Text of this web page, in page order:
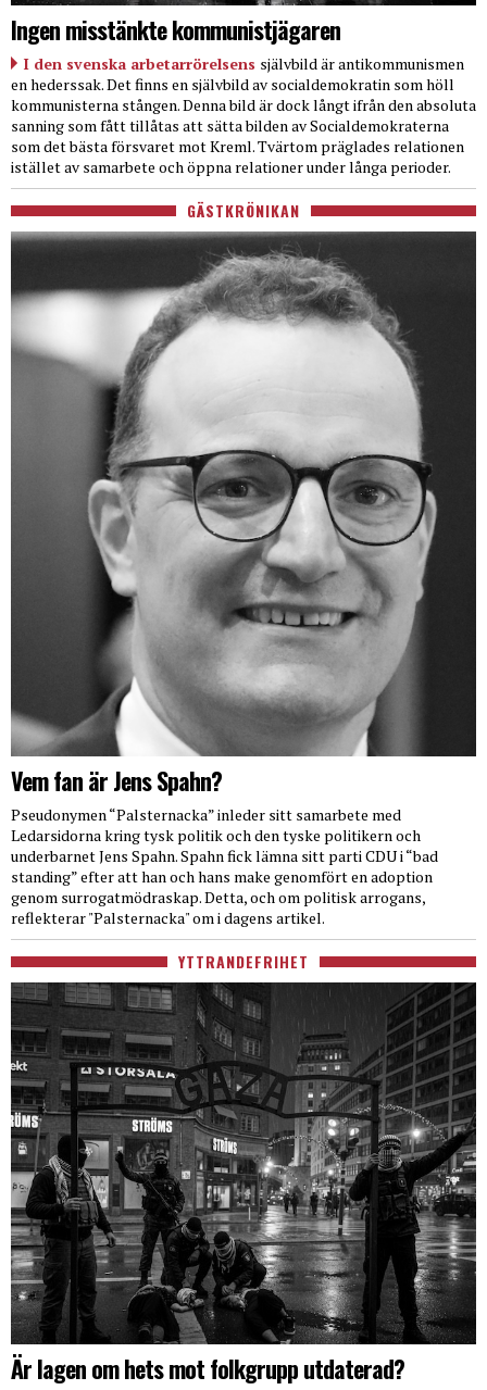
Ingen misstänkte kommunistjägaren
I den svenska arbetarrörelsens självbild är antikommunismen
en hederssak. Det finns en självbild av socialdemokratin som höll
kommunisterna stången. Denna bild är dock långt ifrån den absoluta
sanning som fått tillåtas att sätta bilden av Socialdemokraterna
som det bästa försvaret mot Kreml. Tvärtom präglades relationen
istället av samarbete och öppna relationer under långa perioder.
GÄSTKRÖNIKAN
Vem fan är Jens Spahn?
Pseudonymen “Palsternacka” inleder sitt samarbete med
Ledarsidorna kring tysk politik och den tyske politikern och
underbarnet Jens Spahn. Spahn fick lämna sitt parti CDU i “bad
standing” efter att han och hans make genomfört en adoption
genom surrogatmödraskap. Detta, och om politisk arrogans,
reflekterar "Palsternacka" om i dagens artikel.
YTTRANDEFRIHET
Är lagen om hets mot folkgrupp utdaterad?